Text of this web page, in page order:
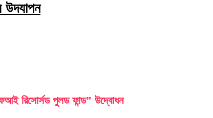
উদযাপন
রিসোর্সড পুলড ফান্ড” উদ্বোধন